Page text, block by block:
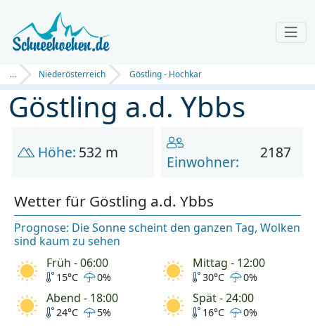
... Niederösterreich Göstling - Hochkar
Göstling a.d. Ybbs
Höhe: 532 m
Einwohner:
2187
Wetter für Göstling a.d. Ybbs
Prognose: Die Sonne scheint den ganzen Tag, Wolken
sind kaum zu sehen
Früh - 06:00
15°C 0%
Mittag - 12:00
30°C 0%
Abend - 18:00
24°C 5%
Spät - 24:00
16°C 0%